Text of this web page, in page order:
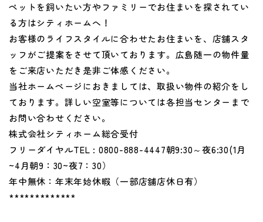
ペットを飼いたい方やファミリーでお住まいを探されてい
る方はシティホームへ！
お客様のライフスタイルに合わせたお住まいを、店舗スタ
ッフがご提案をさせて頂いております。広島随一の物件量
をご来店いただき是非ご体感ください。
当社ホームページにおきましては、取扱い物件の紹介をし
ております。詳しい空室等については各担当センターまで
お問い合わせください。
株式会社シティホーム総合受付
フリーダイヤルTEL : 0800-888-4447朝9:30～夜6:30(1月
~4月朝9：30~夜7：30）
年中無休：年末年始休暇（一部店舗店休日有）
*************